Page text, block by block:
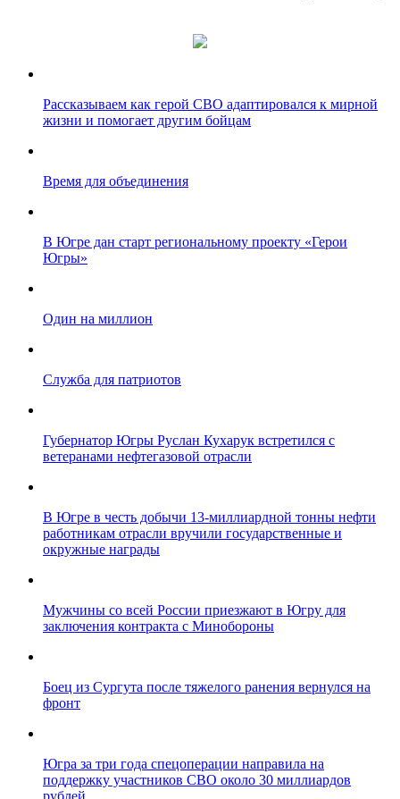
Рассказываем как герой СВО адаптировался к мирной
жизни и помогает другим бойцам
Время для объединения
В Югре дан старт региональному проекту «Герои
Югры»
Один на миллион
Служба для патриотов
Губернатор Югры Руслан Кухарук встретился с
ветеранами нефтегазовой отрасли
В Югре в честь добычи 13-миллиардной тонны нефти
работникам отрасли вручили государственные и
окружные награды
Мужчины со всей России приезжают в Югру для
заключения контракта с Минобороны
Боец из Сургута после тяжелого ранения вернулся на
фронт
Югра за три года спецоперации направила на
поддержку участников СВО около 30 миллиардов
рублей